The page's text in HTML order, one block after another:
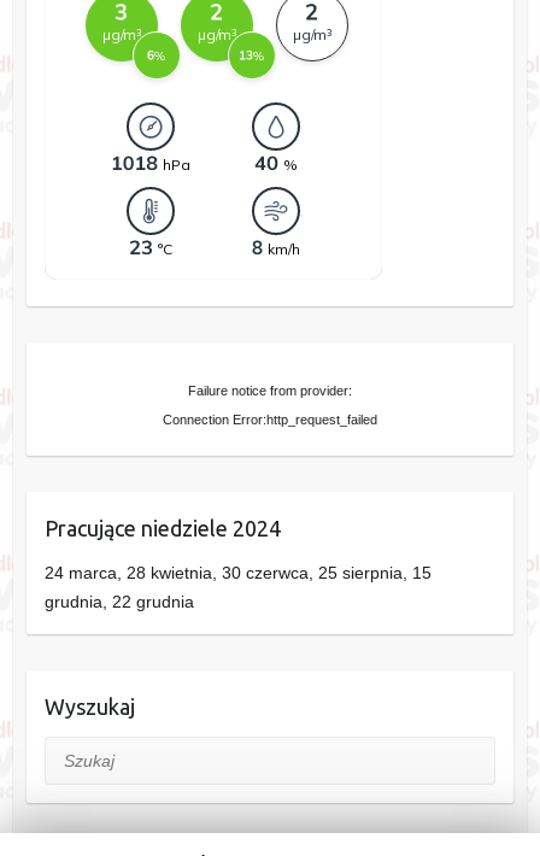
Failure notice from provider:
Connection Error:http_request_failed
Pracujące niedziele 2024
24 marca, 28 kwietnia, 30 czerwca, 25 sierpnia, 15
grudnia, 22 grudnia
Wyszukaj
Szukaj